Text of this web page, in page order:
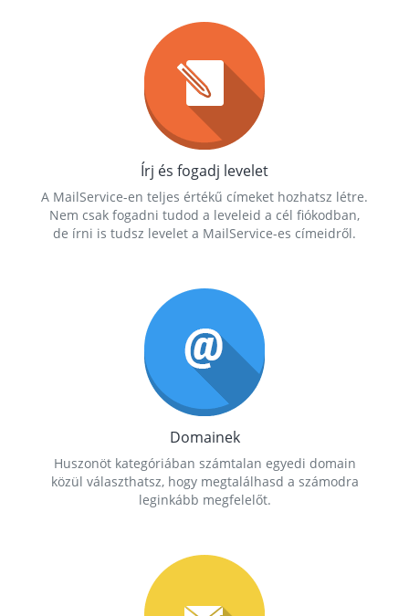
Írj és fogadj levelet
A MailService-en teljes értékű címeket hozhatsz létre.
Nem csak fogadni tudod a leveleid a cél fiókodban,
de írni is tudsz levelet a MailService-es címeidről.
Domainek
Huszonöt kategóriában számtalan egyedi domain
közül választhatsz, hogy megtalálhasd a számodra
leginkább megfelelőt.